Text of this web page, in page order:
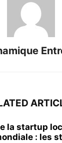
la startup
: les